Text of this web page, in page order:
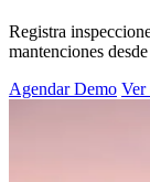
Registra
mantenciones
Agendar Demo Ver